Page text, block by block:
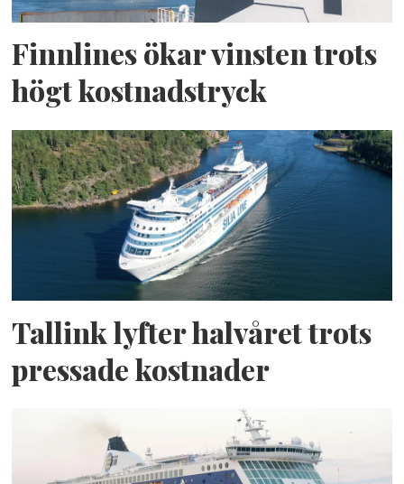
Finnlines ökar vinsten trots
högt kostnadstryck
Tallink lyfter halvåret trots
pressade kostnader